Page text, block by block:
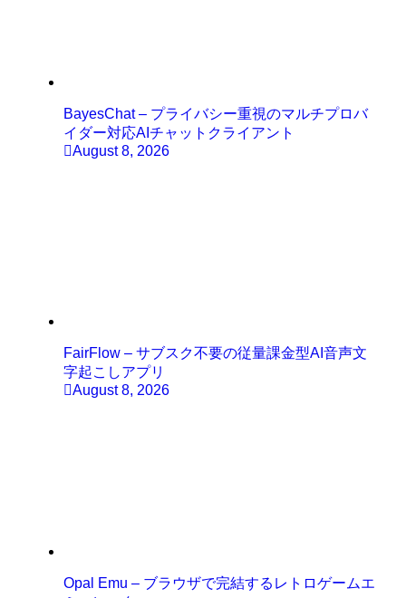
BayesChat – プライバシー重視のマルチプロバ
イダー対応AIチャットクライアント
August 8, 2026
FairFlow – サブスク不要の従量課金型AI音声文
字起こしアプリ
August 8, 2026
Opal Emu – ブラウザで完結するレトロゲームエ